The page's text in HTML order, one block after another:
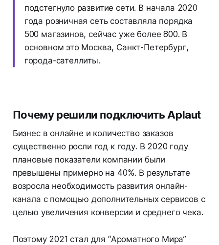
подстегнуло развитие сети. В начала 2020
года розничная сеть составляла порядка
500 магазинов, сейчас уже более 800. В
основном это Москва, Санкт-Петербург,
города-сателлиты.
Почему решили подключить Aplaut
Бизнес в онлайне и количество заказов
существенно росли год к году. В 2020 году
плановые показатели компании были
превышены примерно на 40%. В результате
возросла необходимость развития онлайн-
канала с помощью дополнительных сервисов с
целью увеличения конверсии и среднего чека.
Поэтому 2021 стал для “Ароматного Мира”